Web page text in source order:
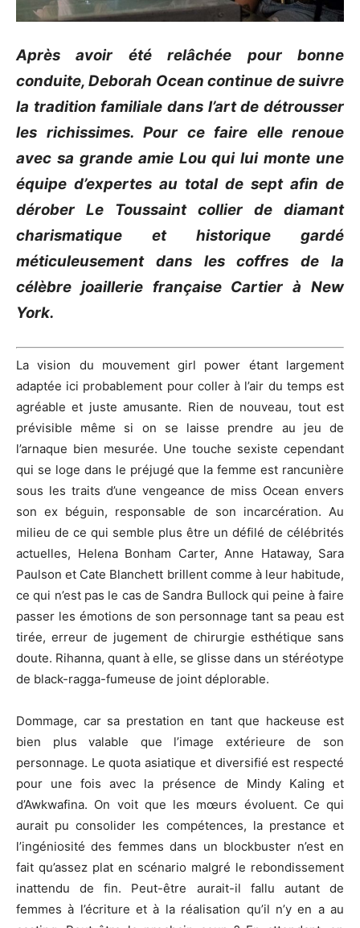
Après avoir été relâchée pour bonne
conduite,Deborah Ocean continue de suivre
la tradition familiale dans l’art de détrousser
les richissimes. Pour ce faire elle renoue
avec sa grande amie Lou qui lui monte une
équipe d’expertes au total de sept afin de
dérober Le Toussaint collier de diamant
charismatique et historique gardé
méticuleusement dans les coffres de la
célèbre joaillerie française Cartier à New
York.
La vision du mouvement girl power étant largement
adaptée ici probablement pour coller à l’air du temps est
agréable et juste amusante. Rien de nouveau, tout est
prévisible même si on se laisse prendre au jeu de
l’arnaque bien mesurée. Une touche sexiste cependant
qui se loge dans le préjugé que la femme est rancunière
sous les traits d’une vengeance de miss Ocean envers
son ex béguin, responsable de son incarcération. Au
milieu de ce qui semble plus être un défilé de célébrités
actuelles, Helena Bonham Carter, Anne Hataway, Sara
Paulson et Cate Blanchett brillent comme à leur habitude,
ce qui n’est pas le cas de Sandra Bullock qui peine à faire
passer les émotions de son personnage tant sa peau est
tirée, erreur de jugement de chirurgie esthétique sans
doute. Rihanna, quant à elle, se glisse dans un stéréotype
de black-ragga-fumeuse de joint déplorable.
Dommage, car sa prestation en tant que hackeuse est
bien plus valable que l’image extérieure de son
personnage. Le quota asiatique et diversifié est respecté
pour une fois avec la présence de Mindy Kaling et
d’Awkwafina. On voit que les mœurs évoluent. Ce qui
aurait pu consolider les compétences, la prestance et
l’ingéniosité des femmes dans un blockbuster n’est en
fait qu’assez plat en scénario malgré le rebondissement
inattendu de fin. Peut-être aurait-il fallu autant de
femmes à l’écriture et à la réalisation qu’il n’y en a au